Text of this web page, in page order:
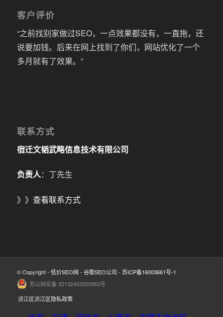
客户评价
“之前找别家做过SEO，一点效果都没有，一直拖，还
说要加钱。后来在网上找到了你们，网站优化了一个
多月就有了效果。”
联系方式
宿迁文韬武略信息技术有限公司
负责人：丁先生
》》 查看联系方式
© Copyright - 低价SEO网 - 谷歌SEO公司 - 苏ICP备16003661号-1
苏公网安备 32132402000563号
浈江区浈江区隐私政策